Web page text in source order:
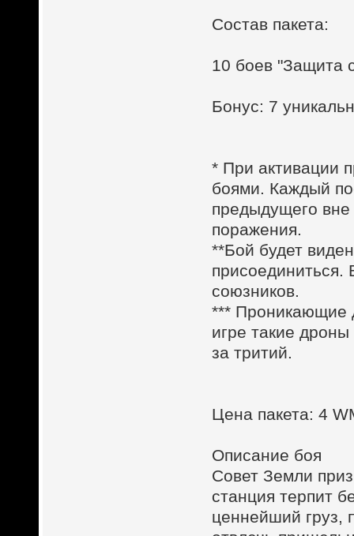
Состав пакета:
10 боев "Защита
Бонус: 7
* При активации
боями. Каждый
предыдущего вне
поражения.
**Бой будет
присоединиться.
союзников.
*** Проникающие
игре такие
за тритий.
Цена пакета: 4
Описание боя
Совет Земли
станция терпит
ценнейший груз,